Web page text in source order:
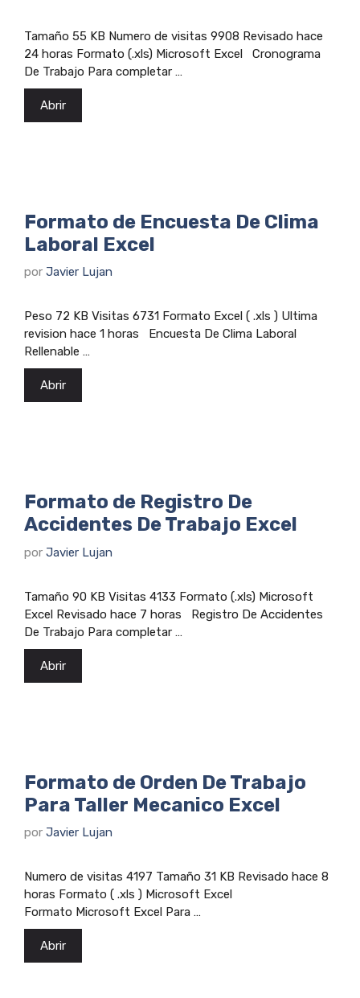
Tamaño 55 KB Numero de visitas 9908 Revisado hace
24 horas Formato (.xls) Microsoft Excel Cronograma
De Trabajo Para completar …
Abrir
Formato de Encuesta De Clima
Laboral Excel
por Javier Lujan
Peso 72 KB Visitas 6731 Formato Excel ( .xls ) Ultima
revision hace 1 horas Encuesta De Clima Laboral
Rellenable …
Abrir
Formato de Registro De
Accidentes De Trabajo Excel
por Javier Lujan
Tamaño 90 KB Visitas 4133 Formato (.xls) Microsoft
Excel Revisado hace 7 horas Registro De Accidentes
De Trabajo Para completar …
Abrir
Formato de Orden De Trabajo
Para Taller Mecanico Excel
por Javier Lujan
Numero de visitas 4197 Tamaño 31 KB Revisado hace 8
horas Formato ( .xls ) Microsoft Excel
Formato Microsoft Excel Para …
Abrir